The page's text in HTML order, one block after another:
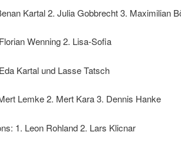
Kartal 2. Julia Gobbrecht 3. Maximilian
Wenning 2. Lisa-Sofia
Kartal und Lasse Tatsch
Lemke 2. Mert Kara 3. Dennis Hanke
1. Leon Rohland 2. Lars Klicnar